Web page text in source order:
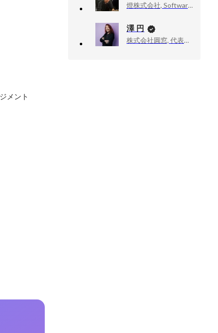
メント
燈株式会社, Software Engineer
澤 円
株式会社圓窓, 代表取締役